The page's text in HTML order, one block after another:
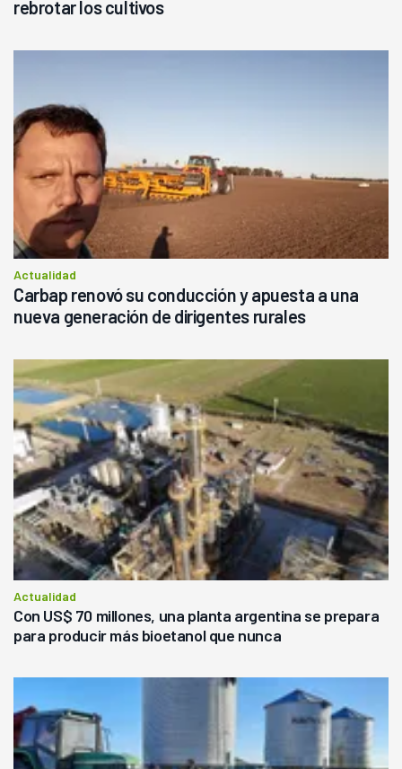
rebrotar los cultivos
Actualidad
Carbap renovó su conducción y apuesta a una
nueva generación de dirigentes rurales
Actualidad
Con US$ 70 millones, una planta argentina se prepara
para producir más bioetanol que nunca